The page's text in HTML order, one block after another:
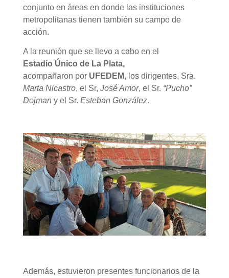
conjunto en áreas en donde las instituciones
metropolitanas tienen también su campo de
acción.
A la reunión que se llevo a cabo en el
Estadio Único de La Plata,
acompañaron por UFEDEM, los dirigentes, Sra.
Marta Nicastro, el Sr, José Amor, el Sr. “Pucho”
Dojman y el Sr. Esteban González.
Además, estuvieron presentes funcionarios de la